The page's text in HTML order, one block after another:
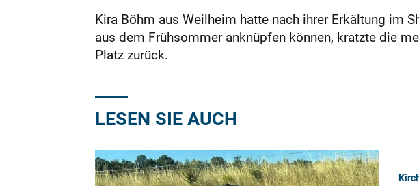
Kira Böhm aus Weilheim hatte nach ihrer Erkältung im
aus dem Frühsommer anknüpfen können, kratzte die
Platz zurück.
LESEN SIE AUCH